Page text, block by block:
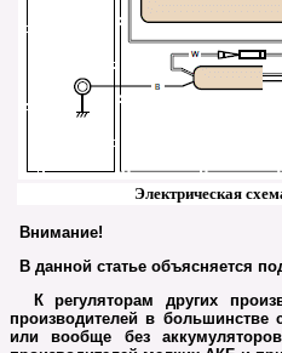
Электрическая
Внимание!
В данной статье объясняется
К регуляторам других
производителей в
или вообще без